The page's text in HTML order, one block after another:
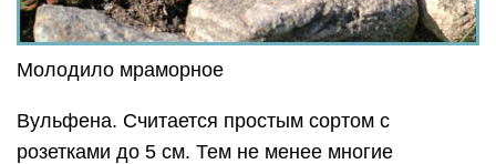
Молодило мраморное
Вульфена. Считается простым сортом с
розетками до 5 см. Тем не менее многие